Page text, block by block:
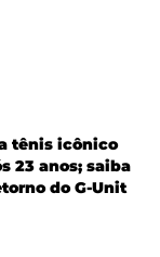
tênis icônico
23 anos; saiba
do G-Unit